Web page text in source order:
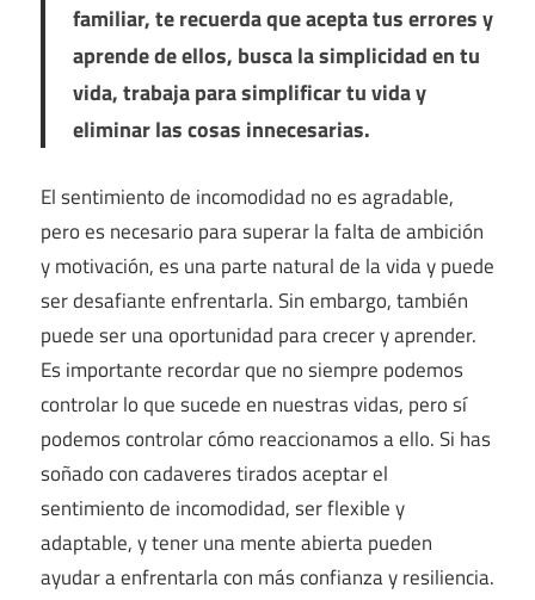
familiar, te recuerda que acepta tus errores y
aprende de ellos, busca la simplicidad en tu
vida, trabaja para simplificar tu vida y
eliminar las cosas innecesarias.
El sentimiento de incomodidad no es agradable,
pero es necesario para superar la falta de ambición
y motivación, es una parte natural de la vida y puede
ser desafiante enfrentarla. Sin embargo, también
puede ser una oportunidad para crecer y aprender.
Es importante recordar que no siempre podemos
controlar lo que sucede en nuestras vidas, pero sí
podemos controlar cómo reaccionamos a ello. Si has
soñado con cadaveres tirados aceptar el
sentimiento de incomodidad, ser flexible y
adaptable, y tener una mente abierta pueden
ayudar a enfrentarla con más confianza y resiliencia.